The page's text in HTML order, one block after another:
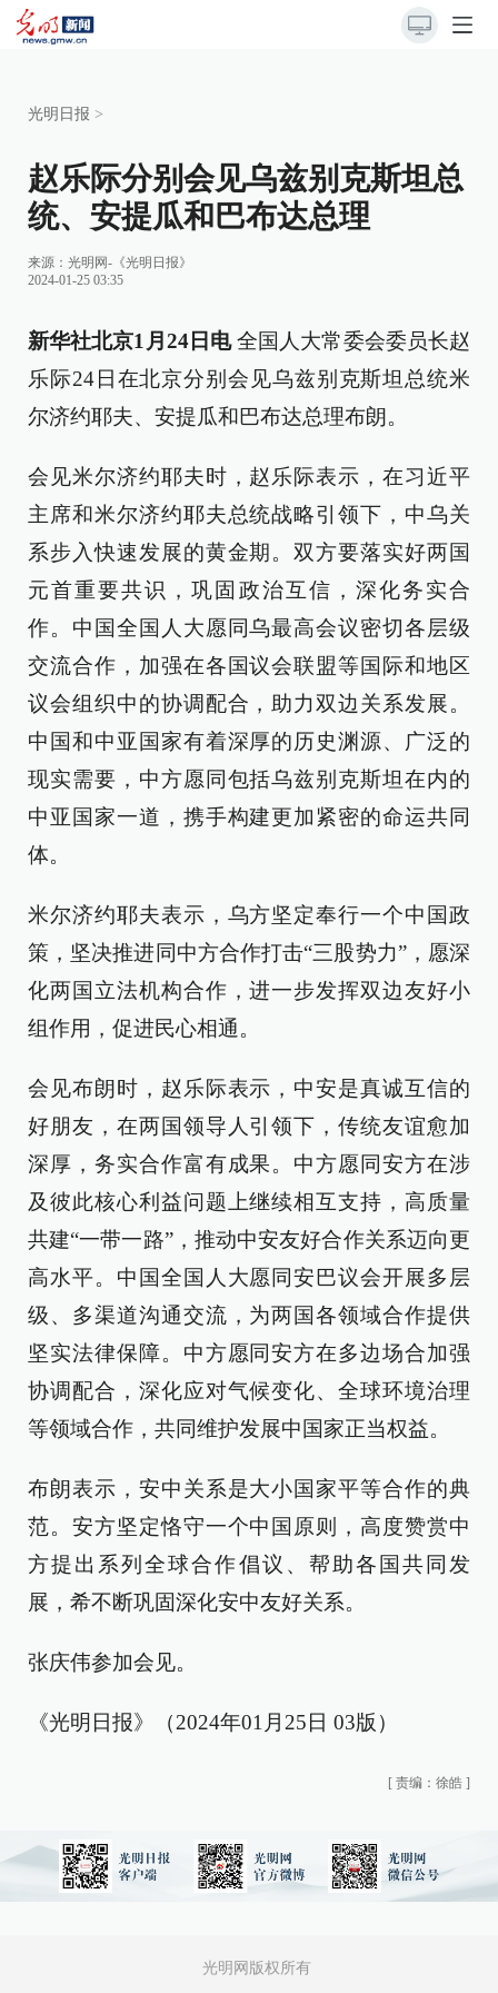
光明日报 >
赵乐际分别会见乌兹别克斯坦总
统、安提瓜和巴布达总理
来源： 光明网-《光明日报》
2024-01-25 03:35
新华社北京1月24日电全国人大常委会委员长赵
乐际24日在北京分别会见乌兹别克斯坦总统米
尔济约耶夫、安提瓜和巴布达总理布朗。
会见米尔济约耶夫时，赵乐际表示，在习近平
主席和米尔济约耶夫总统战略引领下，中乌关
系步入快速发展的黄金期。双方要落实好两国
元首重要共识，巩固政治互信，深化务实合
作。中国全国人大愿同乌最高会议密切各层级
交流合作，加强在各国议会联盟等国际和地区
议会组织中的协调配合，助力双边关系发展。
中国和中亚国家有着深厚的历史渊源、广泛的
现实需要，中方愿同包括乌兹别克斯坦在内的
中亚国家一道，携手构建更加紧密的命运共同
体。
米尔济约耶夫表示，乌方坚定奉行一个中国政
策，坚决推进同中方合作打击“三股势力”，愿深
化两国立法机构合作，进一步发挥双边友好小
组作用，促进民心相通。
会见布朗时，赵乐际表示，中安是真诚互信的
好朋友，在两国领导人引领下，传统友谊愈加
深厚，务实合作富有成果。中方愿同安方在涉
及彼此核心利益问题上继续相互支持，高质量
共建“一带一路”，推动中安友好合作关系迈向更
高水平。中国全国人大愿同安巴议会开展多层
级、多渠道沟通交流，为两国各领域合作提供
坚实法律保障。中方愿同安方在多边场合加强
协调配合，深化应对气候变化、全球环境治理
等领域合作，共同维护发展中国家正当权益。
布朗表示，安中关系是大小国家平等合作的典
范。安方坚定恪守一个中国原则，高度赞赏中
方提出系列全球合作倡议、帮助各国共同发
展，希不断巩固深化安中友好关系。
张庆伟参加会见。
《光明日报》（2024年01月25日 03版）
[ 责编：徐皓 ]
光明网版权所有